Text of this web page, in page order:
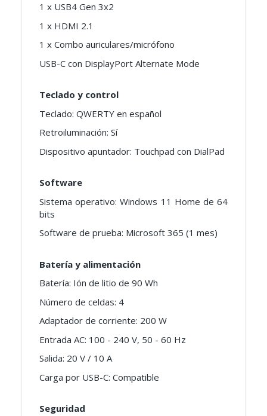
1 x USB4 Gen 3x2
1 x HDMI 2.1
1 x Combo auriculares/micrófono
USB-C con DisplayPort Alternate Mode
Teclado y control
Teclado: QWERTY en español
Retroiluminación: Sí
Dispositivo apuntador: Touchpad con DialPad
Software
Sistema operativo: Windows 11 Home de 64
bits
Software de prueba: Microsoft 365 (1 mes)
Batería y alimentación
Batería: Ión de litio de 90 Wh
Número de celdas: 4
Adaptador de corriente: 200 W
Entrada AC: 100 - 240 V, 50 - 60 Hz
Salida: 20 V / 10 A
Carga por USB-C: Compatible
Seguridad